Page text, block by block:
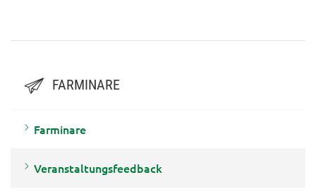
FARMINARE
Farminare
Veranstaltungsfeedback